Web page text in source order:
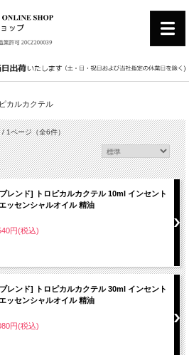
カルカクテル
/ 1ページ（全6件）
レンド] トロピカルカクテル 10ml インセント
ッセンシャルオイル 精油
円(税込)
レンド] トロピカルカクテル 30ml インセント
ッセンシャルオイル 精油
円(税込)